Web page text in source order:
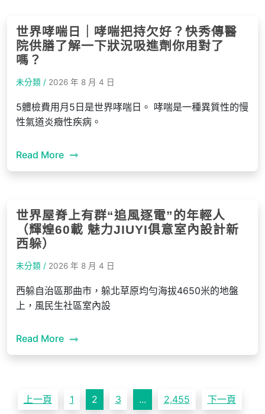
世界哮喘日｜哮喘把持欠好？快秀傳醫
院供膳了解一下狀況吸進劑你用對了
嗎？
未分類 / 2026 年 8 月 4 日
5體檢費用月5日是世界哮喘日。 哮喘是一種異質性的慢
性氣道炎癥性疾病。
Read More
世界屋脊上有群“追風逐電”的年輕人
（輝煌60載 魅力JIUYI俱意室內設計新
西躲）
未分類 / 2026 年 8 月 4 日
西躲自治區那曲市，躲北草原均勻海拔4650米的地盤
上，風民生社區室內設
Read More
上一頁 1 2 3 ... 2,455 下一頁